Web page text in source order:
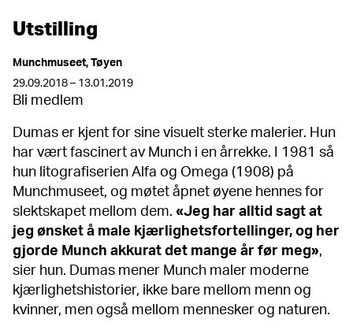
Utstilling
Munchmuseet, Tøyen
29.09.2018 – 13.01.2019
Bli medlem
Dumas er kjent for sine visuelt sterke malerier. Hun
har vært fascinert av Munch i en årrekke. I 1981 så
hun litografiserien Alfa og Omega (1908) på
Munchmuseet, og møtet åpnet øyene hennes for
slektskapet mellom dem. «Jeg har alltid sagt at
jeg ønsket å male kjærlighetsfortellinger, og her
gjorde Munch akkurat det mange år før meg»,
sier hun. Dumas mener Munch maler moderne
kjærlighetshistorier, ikke bare mellom menn og
kvinner, men også mellom mennesker og naturen.